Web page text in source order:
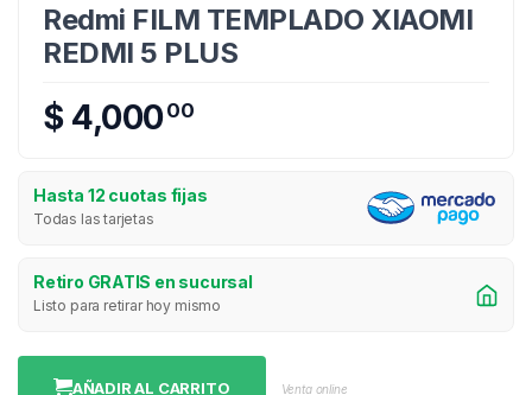
Redmi FILM TEMPLADO XIAOMI
REDMI 5 PLUS
$ 4,00000
Hasta 12 cuotas fijas
Todas las tarjetas
Retiro GRATIS en sucursal
Listo para retirar hoy mismo
AÑADIR AL CARRITO
Venta online